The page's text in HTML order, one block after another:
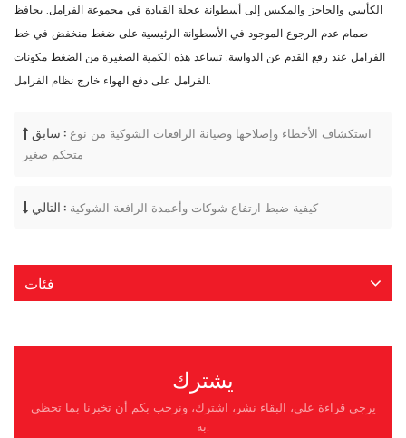
الكأسي والحاجز والمكبس إلى أسطوانة عجلة القيادة في مجموعة الفرامل. يحافظ
صمام عدم الرجوع الموجود في الأسطوانة الرئيسية على ضغط منخفض في خط
الفرامل عند رفع القدم عن الدواسة. تساعد هذه الكمية الصغيرة من الضغط مكونات
الفرامل على دفع الهواء خارج نظام الفرامل.
سابق : استكشاف الأخطاء وإصلاحها وصيانة الرافعات الشوكية من نوع
متحكم صغير
التالي : كيفية ضبط ارتفاع شوكات وأعمدة الرافعة الشوكية
فئات
يشترك
يرجى قراءة على، البقاء نشر، اشترك، ونرحب بكم أن تخبرنا بما تحظى
به.